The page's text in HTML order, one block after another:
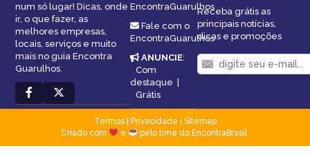
num só lugar! Dicas, onde
ir, o que fazer, as
melhores empresas,
locais, serviços e muito
mais no guia Encontra
Guarulhos.
EncontraGuarulhos
Fale com o
EncontraGuarulhos
ANUNCIE:
Com
destaque |
Grátis
Receba grátis as
principais notícias,
dicas e promoções
Termos| Privacidade
Sitemap
Criado com
e pelo time do EncontraBrasil